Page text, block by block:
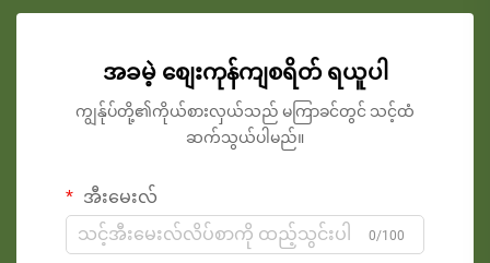
အခမဲ့ စျေးကုန်ကျစရိတ် ရယူပါ
ကျွန်ုပ်တို့၏ကိုယ်စားလှယ်သည် မကြာခင်တွင် သင့်ထံ
ဆက်သွယ်ပါမည်။
အီးမေးလ်
0/100